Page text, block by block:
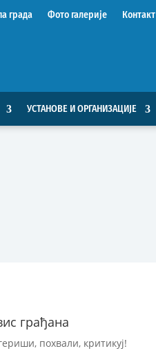
града Фото галерије Контакт
УСТАНОВЕ И ОРГАНИЗАЦИЈЕ
грађана
похвали, критикуј!